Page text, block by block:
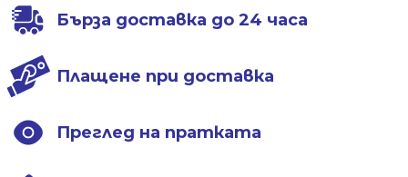
Бърза доставка до 24 часа
Плащене при доставка
Преглед на пратката